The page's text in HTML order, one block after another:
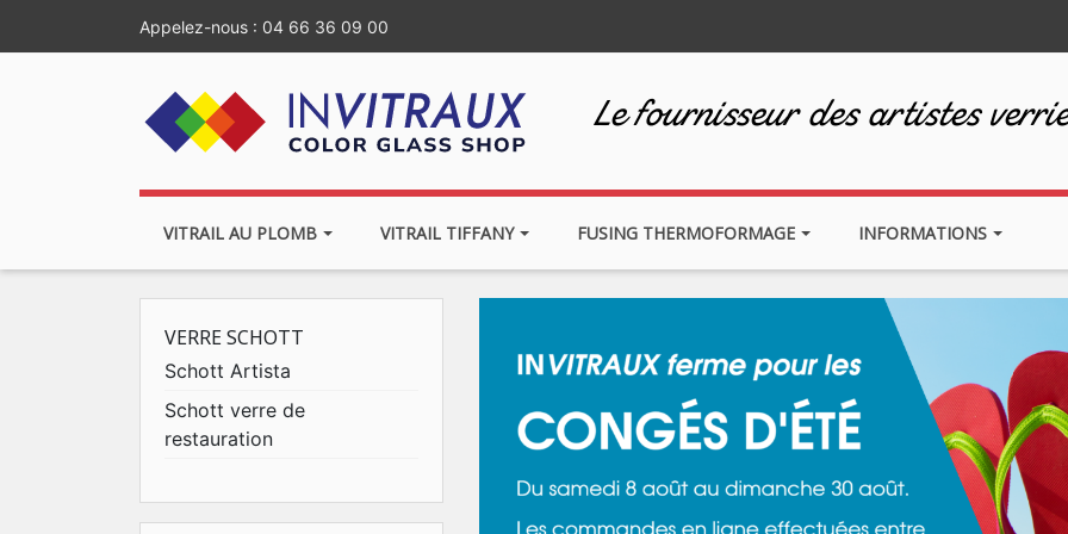
Appelez-nous : 04 66 36 09 00
Le fournisseur des artistes
VITRAIL AU PLOMB VITRAIL TIFFANY FUSING THERMOFORMAGE INFORMATIONS
VERRE SCHOTT
Schott Artista
Schott verre de
restauration